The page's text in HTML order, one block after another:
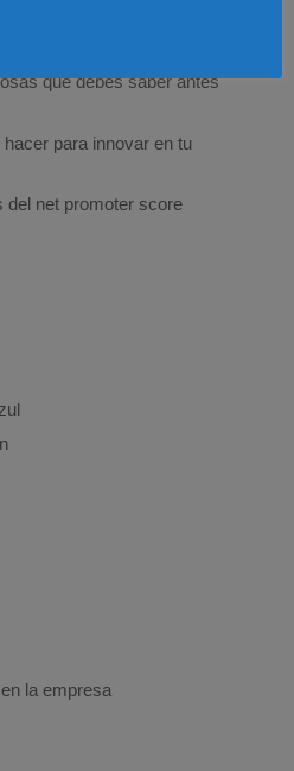
no se puede
que debes saber antes
para innovar en tu
del net promoter score
la empresa